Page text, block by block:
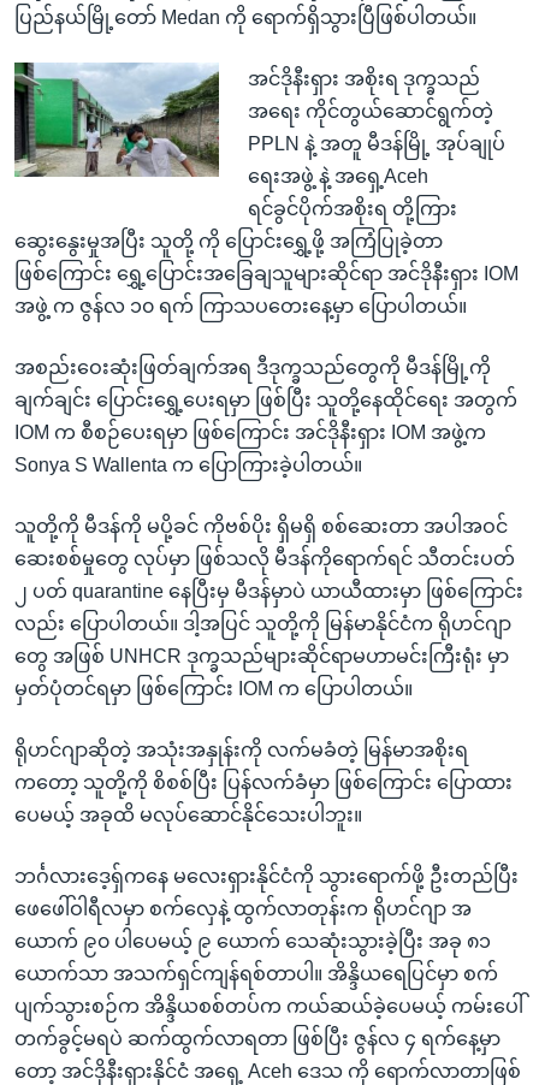
ပြည်နယ်မြို့တော် Medan ကို ရောက်ရှိသွားပြီဖြစ်ပါတယ်။
အင်ဒိုနီးရှား အစိုးရ ဒုက္ခသည်
အရေး ကိုင်တွယ်ဆောင်ရွက်တဲ့
PPLN နဲ့ အတူ မီဒန်မြို့ အုပ်ချုပ်
ရေးအဖွဲ့ နဲ့ အရှေ့Aceh
ရင်ခွင်ပိုက်အစိုးရ တို့ကြား
ဆွေးနွေးမှုအပြီး သူတို့ ကို ပြောင်းရွှေ့ဖို့ အကြံပြုခဲ့တာ
ဖြစ်ကြောင်း ရွှေ့ပြောင်းအခြေချသူများဆိုင်ရာ အင်ဒိုနီးရှား IOM
အဖွဲ့ က ဇွန်လ ၁၀ ရက် ကြာသပတေးနေ့မှာ ပြောပါတယ်။
အစည်းဝေးဆုံးဖြတ်ချက်အရ ဒီဒုက္ခသည်တွေကို မီဒန်မြို့ကို
ချက်ချင်း ပြောင်းရွှေ့ပေးရမှာ ဖြစ်ပြီး သူတို့နေထိုင်ရေး အတွက်
IOM က စီစဉ်ပေးရမှာ ဖြစ်ကြောင်း အင်ဒိုနီးရှား IOM အဖွဲ့က
Sonya S Wallenta က ပြောကြားခဲ့ပါတယ်။
သူတို့ကို မီဒန်ကို မပို့ခင် ကိုဗစ်ပိုး ရှိမရှိ စစ်ဆေးတာ အပါအဝင်
ဆေးစစ်မှုတွေ လုပ်မှာ ဖြစ်သလို မီဒန်ကိုရောက်ရင် သီတင်းပတ်
၂ ပတ် quarantine နေပြီးမှ မီဒန်မှာပဲ ယာယီထားမှာ ဖြစ်ကြောင်း
လည်း ပြောပါတယ်။ ဒါ့အပြင် သူတို့ကို မြန်မာနိုင်ငံက ရိုဟင်ဂျာ
တွေ အဖြစ် UNHCR ဒုက္ခသည်များဆိုင်ရာမဟာမင်းကြီးရုံး မှာ
မှတ်ပုံတင်ရမှာ ဖြစ်ကြောင်း IOM က ပြောပါတယ်။
ရိုဟင်ဂျာဆိုတဲ့ အသုံးအနှုန်းကို လက်မခံတဲ့ မြန်မာအစိုးရ
ကတော့ သူတို့ကို စိစစ်ပြီး ပြန်လက်ခံမှာ ဖြစ်ကြောင်း ပြောထား
ပေမယ့် အခုထိ မလုပ်ဆောင်နိုင်သေးပါဘူး။
ဘင်္ဂလားဒေ့ရှ်ကနေ မလေးရှားနိုင်ငံကို သွားရောက်ဖို့ ဦးတည်ပြီး
ဖေဖေါ်ဝါရီလမှာ စက်လှေနဲ့ ထွက်လာတုန်းက ရိုဟင်ဂျာ အ
ယောက် ၉၀ ပါပေမယ့် ၉ ယောက် သေဆုံးသွားခဲ့ပြီး အခု ၈၁
ယောက်သာ အသက်ရှင်ကျန်ရစ်တာပါ။ အိန္ဒိယရေပြင်မှာ စက်
ပျက်သွားစဉ်က အိန္ဒိယစစ်တပ်က ကယ်ဆယ်ခဲ့ပေမယ့် ကမ်းပေါ်
တက်ခွင့်မရပဲ ဆက်ထွက်လာရတာ ဖြစ်ပြီး ဇွန်လ ၄ ရက်နေ့မှာ
တော့ အင်ဒိုနီးရှားနိုင်ငံ အရှေ့ Aceh ဒေသ ကို ရောက်လာတာဖြစ်